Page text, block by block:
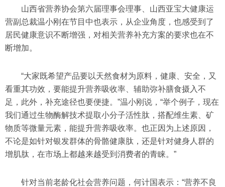
山西省营养协会第六届理事会理事、山西亚宝大健康运
营副总裁温小刚在节目中也表示，从企业角度，也感受到了
居民健康意识不断增强，对相关营养补充方案的要求也在不
断增加。
“大家既希望产品要以天然食材为原料，健康、安全，又
看重其功效，要能提升营养吸收率、辅助弥补膳食摄入不
足，此外，补充途径也要便捷。”温小刚说，“举个例子，现在
我们通过生物酶解技术提取小分子活性肽，搭配维生素、矿
物质等微量元素，能提升营养吸收率。也正因为上述原因，
不论是如针对银发群体的骨骼健康肽，还是针对健身人群的
增肌肽，在市场上都越来越受到消费者的青睐。”
针对当前老龄化社会营养问题，何计国表示：“营养不良